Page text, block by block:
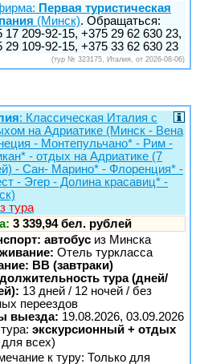
Первая туристическая
(Минск). Обращаться:
17 209-92-15, +375 29 62 630 23,
29 109-92-15, +375 33 62 630 23
(тур № 323175, Италия, от 2026-08-06)
: Классическая Италия с
на Адриатике (Минск - Вена
- Монтепульчано* - Рим -
- отдых на Адриатике (7
- Сан- Марино* - Флоренция* -
- Эгер - Долина красавиц* -
тура
3 339,94 бел. рублей
автобус из Минска
Отель туркласса
BB (завтраки)
тура (дней/
13 дней / 12 ночей / без
переездов
выезда: 19.08.2026, 03.09.2026
экскурсионный + отдых
для всех)
к туру: Только для